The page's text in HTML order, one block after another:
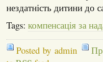
нездатність дитини до
Tags: компенсація за
Posted by admin